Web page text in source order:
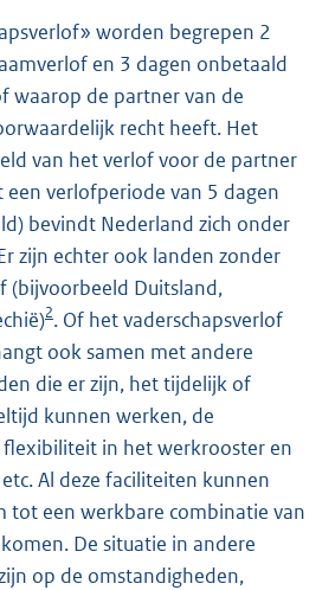
worden begrepen 2
en 3 dagen onbetaald
waarop de partner van de
recht heeft. Het
van het verlof voor de partner
een verlofperiode van 5 dagen
bevindt Nederland zich onder
zijn echter ook landen zonder
(bijvoorbeeld Duitsland,
2. Of het vaderschapsverlof
ook samen met andere
die er zijn, het tijdelijk of
kunnen werken, de
in het werkrooster en
Al deze faciliteiten kunnen
tot een werkbare combinatie van
De situatie in andere
op de omstandigheden,